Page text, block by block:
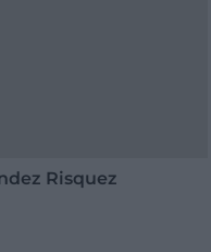
Risquez